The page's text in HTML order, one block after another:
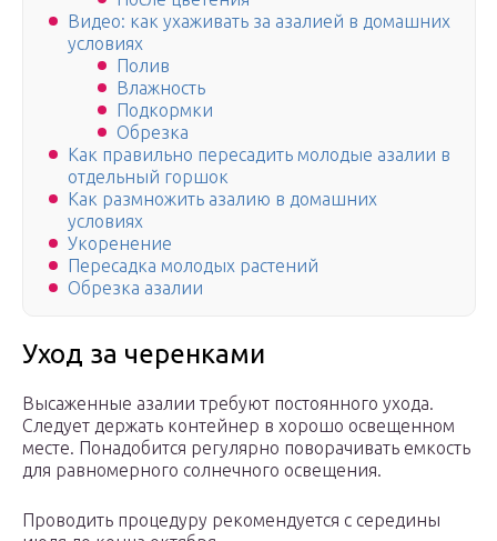
Видео: как ухаживать за азалией в домашних
условиях
Полив
Влажность
Подкормки
Обрезка
Как правильно пересадить молодые азалии в
отдельный горшок
Как размножить азалию в домашних
условиях
Укоренение
Пересадка молодых растений
Обрезка азалии
Уход за черенками
Высаженные азалии требуют постоянного ухода.
Следует держать контейнер в хорошо освещенном
месте. Понадобится регулярно поворачивать емкость
для равномерного солнечного освещения.
Проводить процедуру рекомендуется с середины